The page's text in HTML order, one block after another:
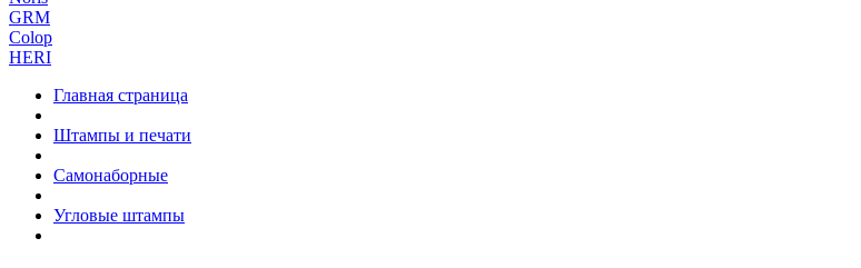
GRM
Colop
HERI
Главная страница
Штампы и печати
Самонаборные
Угловые штампы